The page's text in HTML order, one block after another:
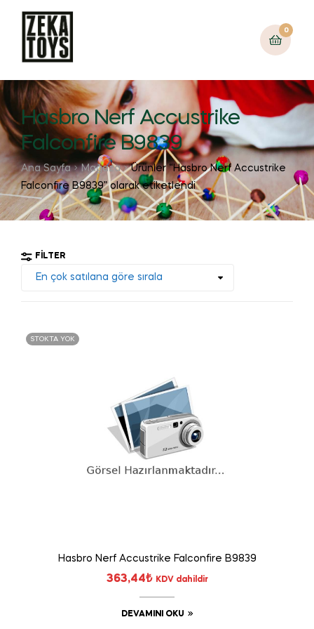
0
Hasbro Nerf Accustrike
Falconfire B9839
Ana Sayfa Mağaza
Ürünler “Hasbro Nerf Accustrike
Falconfire B9839” olarak etiketlendi
FILTER
STOKTA YOK
Hasbro Nerf Accustrike Falconfire B9839
363,44₺ KDV dahildir
DEVAMINI OKU